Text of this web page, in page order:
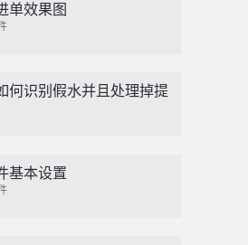
单效果图
何识别假水并且处理掉提
基本设置